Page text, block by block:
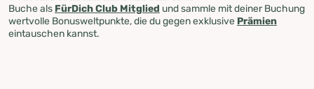
Buche als FürDich Club Mitglied und sammle mit deiner Buchung
wertvolle Bonusweltpunkte, die du gegen exklusive Prämien
eintauschen kannst.